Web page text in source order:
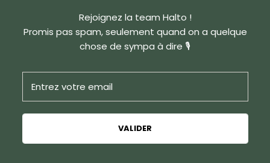
Rejoignez la team Halto !
Promis pas spam, seulement quand on a quelque
chose de sympa à dire 🎙️
VALIDER